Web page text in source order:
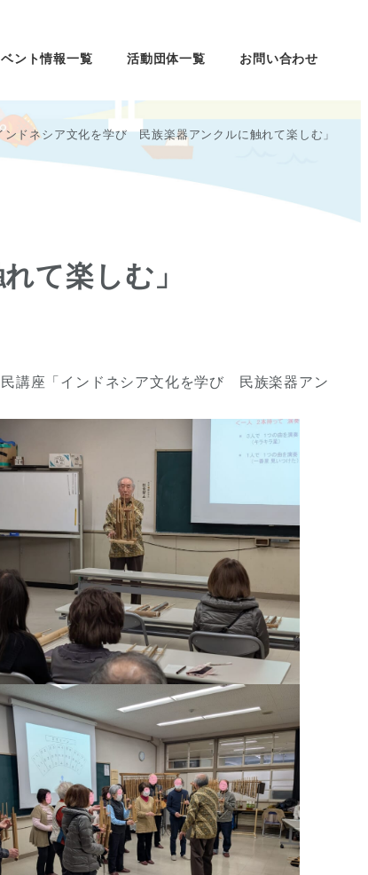
ント情報一覧 活動団体一覧 お問い合わせ
ンドネシア文化を学び 民族楽器アンクルに触れて楽しむ」
て楽しむ」
講座「インドネシア文化を学び 民族楽器アン